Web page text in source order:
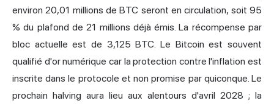
environ 20,01 millions de BTC seront en circulation, soit 95
% du plafond de 21 millions déjà émis. La récompense par
bloc actuelle est de 3,125 BTC. Le Bitcoin est souvent
qualifié d'or numérique car la protection contre l'inflation est
inscrite dans le protocole et non promise par quiconque. Le
prochain halving aura lieu aux alentours d'avril 2028 ; la